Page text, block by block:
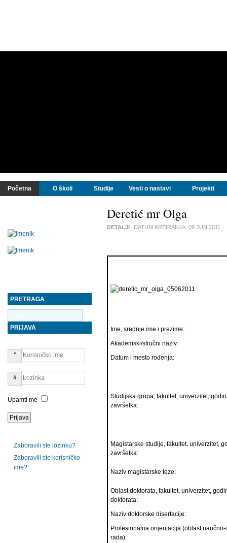
Početna O školi Studije Vesti o nastavi Projekti
Deretić mr Olga
DETALJI DATUM KREIRANJA: 09 JUN 2011
Ime, srednje ime i prezime:
Akademski/stručni naziv:
Datum i mesto rođenja:
Studijska grupa, fakultet, univerzitet,
završetka:
Magistarske studije, fakultet, univerzitet,
završetka:
Naziv magistarske teze:
Oblast doktorata, fakultet, univerzitet,
doktorata:
Naziv doktorske disertacije:
Profesionalna orijentacija (oblast
rada):
PRETRAGA
PRIJAVA
Upamti me
Zaboravili ste lozinku?
Zaboravili ste korisničko
ime?